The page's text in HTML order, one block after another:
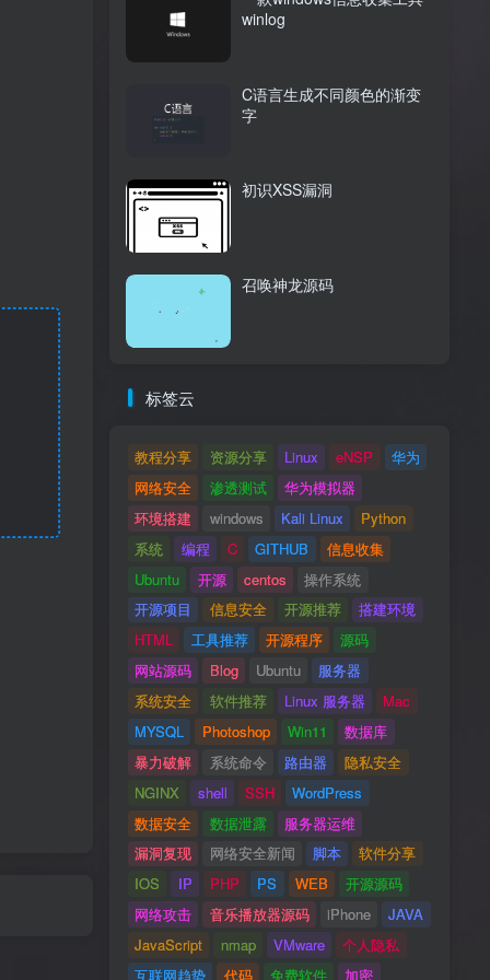
winlog
C语言生成不同颜色的渐变
字
初识XSS漏洞
召唤神龙源码
标签云
教程分享 资源分享 Linux eNSP
华为
网络安全
渗透测试
华为模拟器
环境搭建
windows Kali Linux
Python
系统
编程 C GITHUB
信息收集
Ubuntu
开源 centos
操作系统
开源项目
信息安全 开源推荐
搭建环境
HTML
工具推荐 开源程序
源码
网站源码
Blog Ubuntu
服务器
系统安全
软件推荐 Linux 服务器
Mac
MYSQL
Photoshop Win11
数据库
暴力破解
系统命令 路由器
隐私安全
NGINX
shell SSH
WordPress
数据安全
数据泄露
服务器运维
漏洞复现
网络安全新闻 脚本
软件分享
IOS
IP PHP PS WEB
开源源码
网络攻击
音乐播放器源码 iPhone
JAVA
JavaScript
nmap VMware
个人隐私
互联网趋势
代码 免费软件 加密